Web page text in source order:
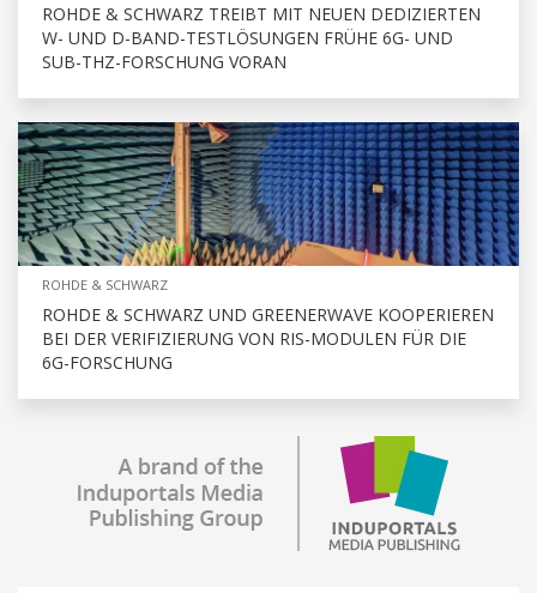
ROHDE & SCHWARZ TREIBT MIT NEUEN DEDIZIERTEN
W- UND D-BAND-TESTLÖSUNGEN FRÜHE 6G- UND
SUB-THZ-FORSCHUNG VORAN
ROHDE & SCHWARZ
ROHDE & SCHWARZ UND GREENERWAVE KOOPERIEREN
BEI DER VERIFIZIERUNG VON RIS-MODULEN FÜR DIE
6G-FORSCHUNG